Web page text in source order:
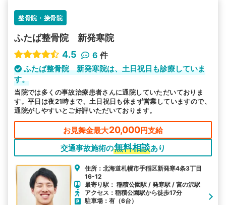
整骨院・接骨院
ふたば整骨院 新発寒院
4.5
6 件
ふたば整骨院 新発寒院は、土日祝日も診療していま
す。
当院では多くの事故治療患者さんに通院していただいておりま
す。平日は夜21時まで、土日祝日も休まず営業していますので、
通院がしやすいとご好評いただいております。
お見舞金最大20,000円支給
交通事故施術の無料相談あり
住所：北海道札幌市手稲区新発寒4条3丁目
16-12
最寄り駅： 稲積公園駅 / 発寒駅 / 宮の沢駅
アクセス：稲積公園駅から徒歩17分
駐車場：有（6台）